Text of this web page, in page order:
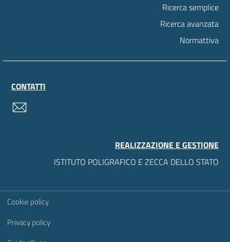
Ricerca semplice
Ricerca avanzata
Normattiva
CONTATTI
REALIZZAZIONE E GESTIONE
ISTITUTO POLIGRAFICO E ZECCA DELLO STATO
Sezione Link Utili
Cookie policy
Privacy policy